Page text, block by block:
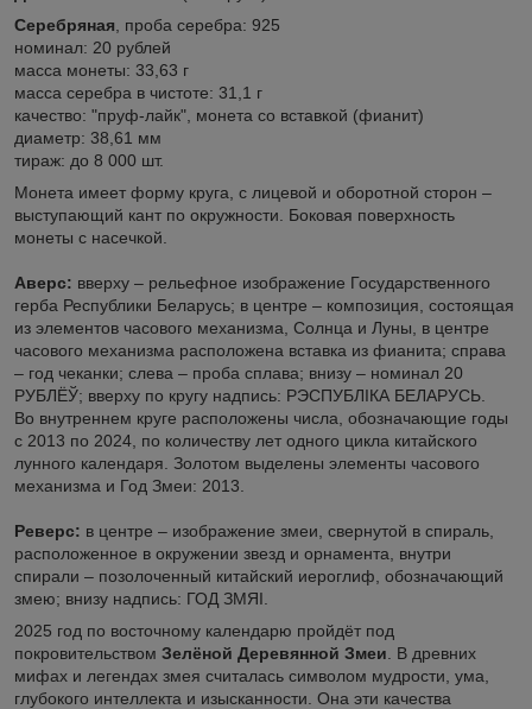
Серебряная , проба серебра: 925
номинал: 20 рублей
масса монеты: 33,63 г
масса серебра в чистоте: 31,1 г
качество: "пруф-лайк", монета со вставкой (фианит)
диаметр: 38,61 мм
тираж: до 8 000 шт.
Монета имеет форму круга, с лицевой и оборотной сторон –
выступающий кант по окружности. Боковая поверхность
монеты с насечкой.
Аверс: вверху – рельефное изображение Государственного
герба Республики Беларусь; в центре – композиция, состоящая
из элементов часового механизма, Солнца и Луны, в центре
часового механизма расположена вставка из фианита; справа
– год чеканки; слева – проба сплава; внизу – номинал 20
РУБЛЁЎ; вверху по кругу надпись: РЭСПУБЛІКА БЕЛАРУСЬ.
Во внутреннем круге расположены числа, обозначающие годы
с 2013 по 2024, по количеству лет одного цикла китайского
лунного календаря. Золотом выделены элементы часового
механизма и Год Змеи: 2013.
Реверс: в центре – изображение змеи, свернутой в спираль,
расположенное в окружении звезд и орнамента, внутри
спирали – позолоченный китайский иероглиф, обозначающий
змею; внизу надпись: ГОД ЗМЯІ.
2025 год по восточному календарю пройдёт под
покровительством Зелёной Деревянной Змеи . В древних
мифах и легендах змея считалась символом мудрости, ума,
глубокого интеллекта и изысканности. Она эти качества